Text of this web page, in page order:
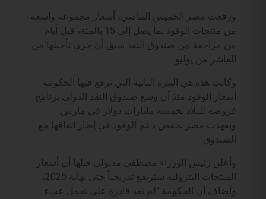
ورفعت مصر الخميس الماضي، أسعار مجموعة واسعة
من منتجات الوقود بما يصل إلى 15 بالمئة، قبل أيام
من مراجعة من صندوق النقد سبق أن جرى تأجيلها من
العاشر من يوليو.
وكانت هذه هي المرة الثانية التي ترفع فيها الحكومة
أسعار الوقود منذ أن وسع صندوق النقد الدولي برنامج
قروضه للبلاد بخمسة مليارات دولار في مارس.
وتعهدت مصر بخفض دعم الوقود في إطار اتفاقها مع
الصندوق.
وأعلن رئيس الوزراء مصطفى مدبولي قبلها أن أسعار
المنتجات البترولية سترتفع تدريجياً حتى نهاية 2025،
وأضاف أن الحكومة “لم تعد قادرة على تحمل عبء